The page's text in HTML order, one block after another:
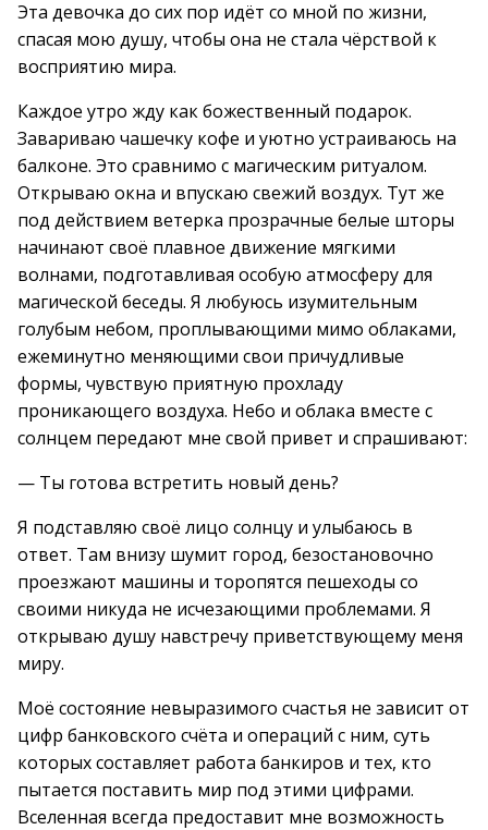
Эта девочка до сих пор идёт со мной по жизни,
спасая мою душу, чтобы она не стала чёрствой к
восприятию мира.
Каждое утро жду как божественный подарок.
Завариваю чашечку кофе и уютно устраиваюсь на
балконе. Это сравнимо с магическим ритуалом.
Открываю окна и впускаю свежий воздух. Тут же
под действием ветерка прозрачные белые шторы
начинают своё плавное движение мягкими
волнами, подготавливая особую атмосферу для
магической беседы. Я любуюсь изумительным
голубым небом, проплывающими мимо облаками,
ежеминутно меняющими свои причудливые
формы, чувствую приятную прохладу
проникающего воздуха. Небо и облака вместе с
солнцем передают мне свой привет и спрашивают:
— Ты готова встретить новый день?
Я подставляю своё лицо солнцу и улыбаюсь в
ответ. Там внизу шумит город, безостановочно
проезжают машины и торопятся пешеходы со
своими никуда не исчезающими проблемами. Я
открываю душу навстречу приветствующему меня
миру.
Моё состояние невыразимого счастья не зависит от
цифр банковского счёта и операций с ним, суть
которых составляет работа банкиров и тех, кто
пытается поставить мир под этими цифрами.
Вселенная всегда предоставит мне возможность